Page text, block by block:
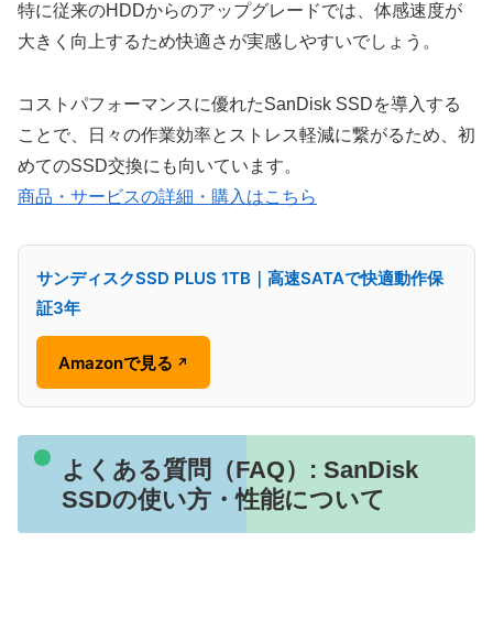
特に従来のHDDからのアップグレードでは、体感速度が
大きく向上するため快適さが実感しやすいでしょう。
コストパフォーマンスに優れたSanDisk SSDを導入する
ことで、日々の作業効率とストレス軽減に繋がるため、初
めてのSSD交換にも向いています。
商品・サービスの詳細・購入はこちら
サンディスクSSD PLUS 1TB｜高速SATAで快適動作保
証3年
Amazonで見る ↗
よくある質問（FAQ）: SanDisk
SSDの使い方・性能について